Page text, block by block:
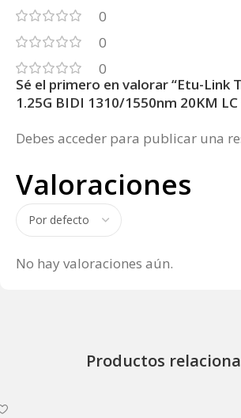
0
0
0
Valoraciones
No hay valoraciones aún.
Sé el primero en valorar “Etu-Link
1.25G BIDI 1310/1550nm 20KM LC
Debes acceder para publicar una
Productos